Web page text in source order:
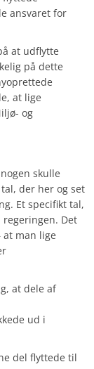
ansvaret for
at udflytte
på dette
at lige
og
skulle
der her og set
Et specifikt tal,
regeringen. Det
at man lige
at dele af
ud i
del flyttede til